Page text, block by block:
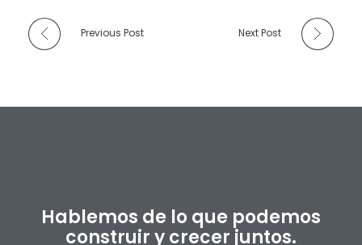
Previous Post Next Post
Hablemos de lo que podemos
construir y crecer juntos.